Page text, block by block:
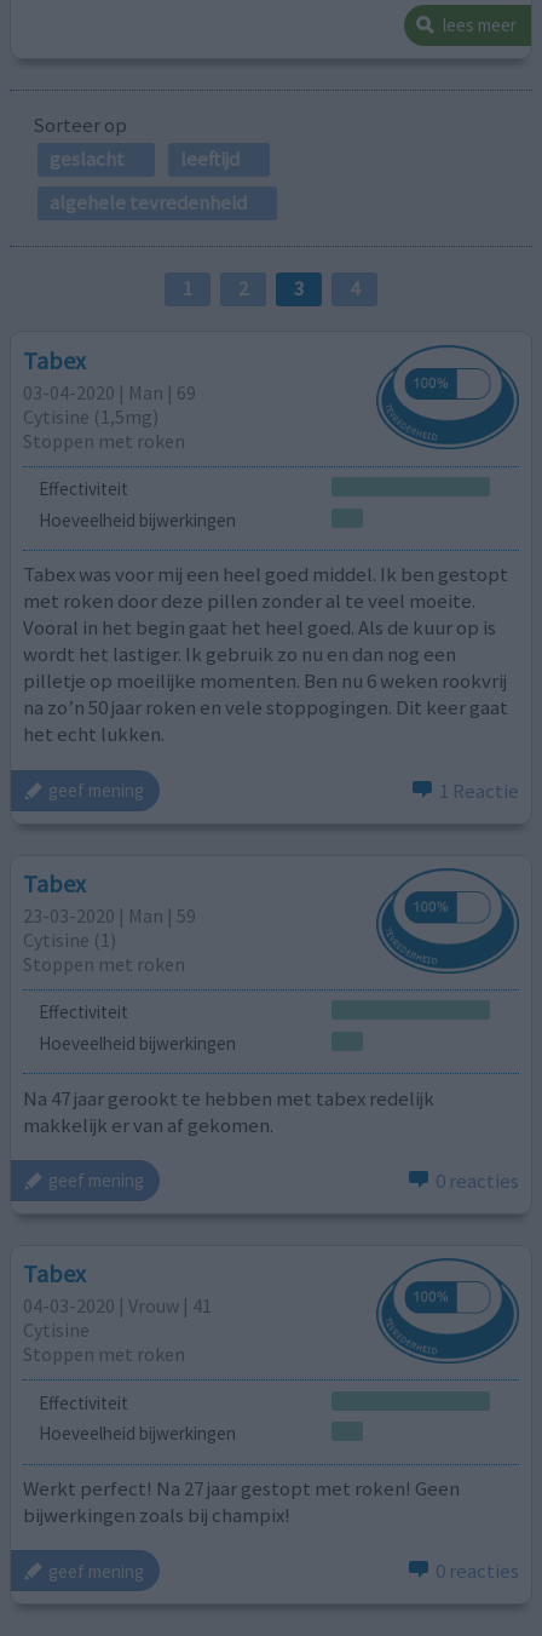
lees meer
Sorteer op
geslacht
leeftijd
algehele tevredenheid
1 2 3 4
Tabex
03-04-2020 | Man | 69
Cytisine (1,5mg)
Stoppen met roken
Effectiviteit
Hoeveelheid bijwerkingen
Tabex was voor mij een heel goed middel. Ik ben gestopt
met roken door deze pillen zonder al te veel moeite.
Vooral in het begin gaat het heel goed. Als de kuur op is
wordt het lastiger. Ik gebruik zo nu en dan nog een
pilletje op moeilijke momenten. Ben nu 6 weken rookvrij
na zo’n 50 jaar roken en vele stoppogingen. Dit keer gaat
het echt lukken.
geef mening 1 Reactie
Tabex
23-03-2020 | Man | 59
Cytisine (1)
Stoppen met roken
Effectiviteit
Hoeveelheid bijwerkingen
Na 47 jaar gerookt te hebben met tabex redelijk
makkelijk er van af gekomen.
geef mening 0 reacties
Tabex
04-03-2020 | Vrouw | 41
Cytisine
Stoppen met roken
Effectiviteit
Hoeveelheid bijwerkingen
Werkt perfect! Na 27 jaar gestopt met roken! Geen
bijwerkingen zoals bij champix!
geef mening 0 reacties